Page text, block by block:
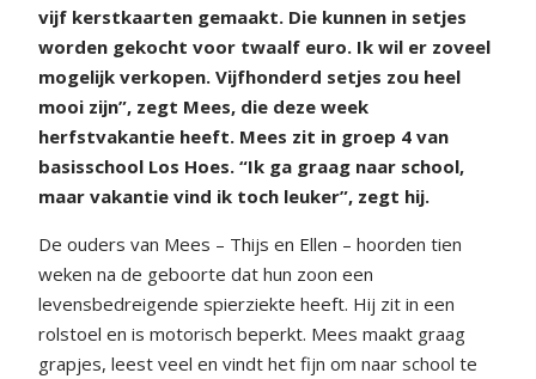
vijf kerstkaarten gemaakt. Die kunnen in setjes
worden gekocht voor twaalf euro. Ik wil er zoveel
mogelijk verkopen. Vijfhonderd setjes zou heel
mooi zijn”, zegt Mees, die deze week
herfstvakantie heeft. Mees zit in groep 4 van
basisschool Los Hoes. “Ik ga graag naar school,
maar vakantie vind ik toch leuker”, zegt hij.
De ouders van Mees – Thijs en Ellen – hoorden tien
weken na de geboorte dat hun zoon een
levensbedreigende spierziekte heeft. Hij zit in een
rolstoel en is motorisch beperkt. Mees maakt graag
grapjes, leest veel en vindt het fijn om naar school te